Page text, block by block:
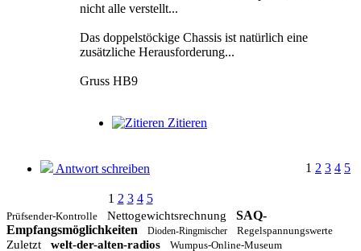
nicht alle verstellt...
Das doppelstöckige Chassis ist natürlich eine
zusätzliche Herausforderung...
Gruss HB9
Zitieren
Antwort schreiben 1 2 3 4 5
1 2 3 4 5
Prüfsender-Kontrolle Nettogewichtsrechnung
SAQ-
Empfangsmöglichkeiten
Dioden-Ringmischer Regelspannungswerte
Zuletzt welt-der-alten-radios Wumpus-Online-Museum